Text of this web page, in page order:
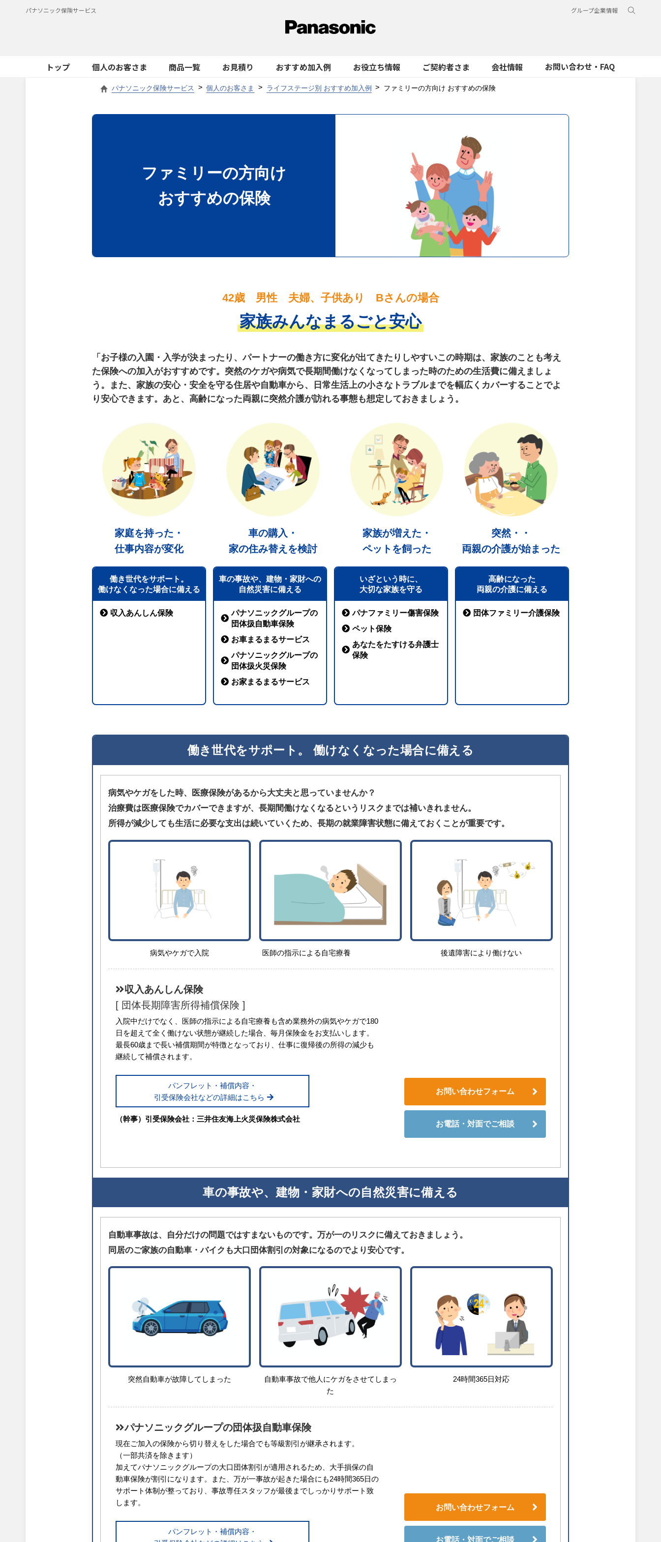
パナソニック保険サービス グループ企業情報
トップ 個人のお客さま 商品一覧 お見積り おすすめ加入例 お役立ち情報 ご契約者さま 会社情報 お問い合わせ・FAQ
パナソニック保険サービス 個人のお客さま ライフステージ別 おすすめ加入例 ファミリーの方向け おすすめの保険
ファミリーの方向け
おすすめの保険
42歳 男性 夫婦、子供あり Bさんの場合
家族みんなまるごと安心
「お子様の入園・入学が決まったり、パートナーの働き方に変化が出てきたりしやすいこの時期は、家族のことも考え
た保険への加入がおすすめです。突然のケガや病気で長期間働けなくなってしまった時のための生活費に備えましょ
う。また、家族の安心・安全を守る住居や自動車から、日常生活上の小さなトラブルまでを幅広くカバーすることでよ
り安心できます。 あと、高齢になった両親に突然介護が訪れる事態も想定しておきましょう。
家庭を持った・
仕事内容が変化
車の購入・
家の住み替えを検討
家族が増えた・
ペットを飼った
突然・・
両親の介護が始まった
働き世代をサポート。
働けなくなった場合に備える
収入あんしん保険
車の事故や、建物・家財への
自然災害に備える
パナソニックグループの
団体扱自動車保険
お車まるまるサービス
パナソニックグループの
団体扱火災保険
お家まるまるサービス
いざという時に、
大切な家族を守る
パナファミリー傷害保険
ペット保険
あなたをたすける弁護士
保険
高齢になった
両親の介護に備える
団体ファミリー介護保険
働き世代をサポート。 働けなくなった場合に備える
病気やケガをした時、医療保険があるから大丈夫と思っていませんか？
治療費は医療保険でカバーできますが、長期間働けなくなるというリスクまでは補いきれません。
所得が減少しても生活に必要な支出は続いていくため、長期の就業障害状態に備えておくことが重要です。
病気やケガで入院 医師の指示による自宅療養 後遺障害により働けない
収入あんしん保険
[ 団体長期障害所得補償保険 ]
入院中だけでなく、医師の指示による自宅療養も含め業務外の病気やケガで180
日を超えて全く働けない状態が継続した場合、毎月保険金をお支払いします。
最長60歳まで長い補償期間が特徴となっており、仕事に復帰後の所得の減少も
継続して補償されます。
パンフレット・補償内容・
引受保険会社などの詳細はこちら
（幹事）引受保険会社：三井住友海上火災保険株式会社
お問い合わせフォーム
お電話・対面でご相談
車の事故や、建物・家財への自然災害に備える
自動車事故は、自分だけの問題ではすまないものです。万が一のリスクに備えておきましょう。
同居のご家族の自動車・バイクも大口団体割引の対象になるのでより安心です。
突然自動車が故障してしまった
自動車事故で他人にケガをさせてしまっ
た
24時間365日対応
パナソニックグループの団体扱自動車保険
現在ご加入の保険から切り替えをした場合でも等級割引が継承されます。
（一部共済を除きます）
加えてパナソニックグループの大口団体割引が適用されるため、⼤⼿損保の自
動車保険が割引になります。また、万が一事故が起きた場合にも24時間365日の
サポート体制が整っており、事故専任スタッフが最後までしっかりサポート致
します。
パンフレット・補償内容・
お問い合わせフォーム
お電話・対面でご相談